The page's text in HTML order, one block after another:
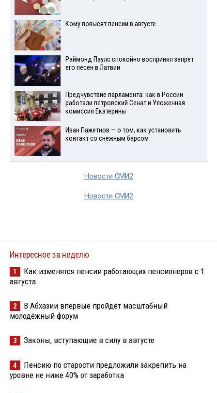
Кому повысят пенсии в августе
Раймонд Паулс спокойно воспринял запрет
его песен в Латвии
Предчувствие парламента: как в России
работали петровский Сенат и Уложенная
комиссия Екатерины
Иван Пажетнов — о том, как установить
контакт со снежным барсом
Новости СМИ2
Новости СМИ2
Интересное за неделю
1
Как изменятся пенсии работающих пенсионеров с 1
августа
2
В Абхазии впервые пройдёт масштабный
молодёжный форум
3 Законы, вступающие в силу в августе
4
Пенсию по старости предложили закрепить на
уровне не ниже 40% от заработка